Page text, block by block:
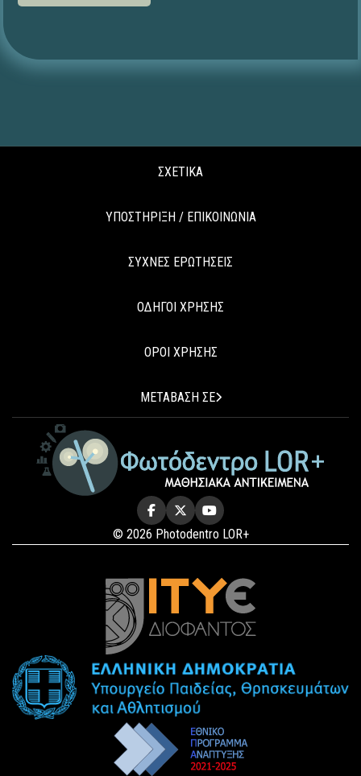
ΣΧΕΤΙΚΑ
ΥΠΟΣΤΗΡΙΞΗ / ΕΠΙΚΟΙΝΩΝΙΑ
ΣΥΧΝΕΣ ΕΡΩΤΗΣΕΙΣ
ΟΔΗΓΟΙ ΧΡΗΣΗΣ
ΟΡΟΙ ΧΡΗΣΗΣ
ΜΕΤΑΒΑΣΗ ΣΕ
© 2026 Photodentro LOR+